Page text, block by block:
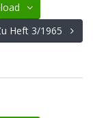
Heft 3/1965